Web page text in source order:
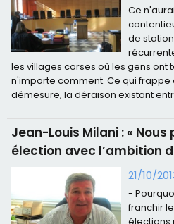
Ce
de
les villages corses où les gens ont
n'importe comment. Ce qui frappe
démesure, la déraison existant
Jean-Louis Milani : «
élection avec l’ambition
21/10/
-
franchir